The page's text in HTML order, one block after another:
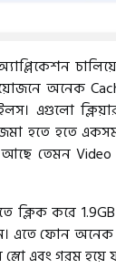
অনেক
এগুলো
হতে হতে
তেমন Video
করে 1.9GB
এতে ফোন অনেক
এবং গরম হয়ে